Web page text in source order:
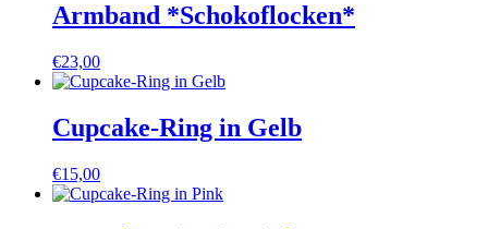
Armband *Schokoflocken*
€23,00
Cupcake-Ring in Gelb
€15,00